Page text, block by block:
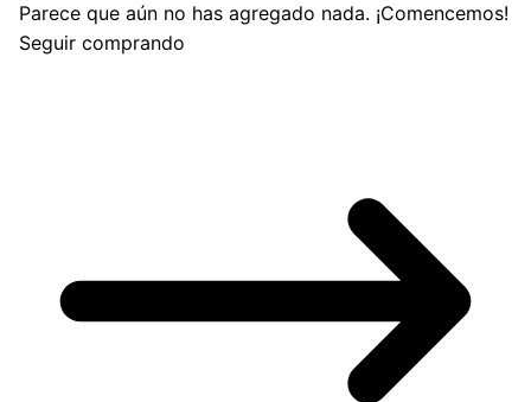
Parece que aún no has agregado nada. ¡Comencemos!
Seguir comprando